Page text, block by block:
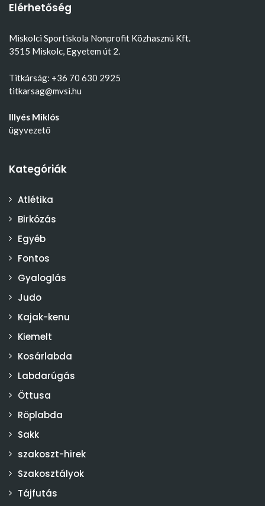
Elérhetőség
Miskolci Sportiskola Nonprofit Közhasznú Kft.
3515 Miskolc, Egyetem út 2.
Titkárság: +36 70 630 2925
titkarsag@mvsi.hu
Illyés Miklós
ügyvezető
Kategóriák
Atlétika
Birkózás
Egyéb
Fontos
Gyaloglás
Judo
Kajak-kenu
Kiemelt
Kosárlabda
Labdarúgás
Öttusa
Röplabda
Sakk
szakoszt-hirek
Szakosztályok
Tájfutás